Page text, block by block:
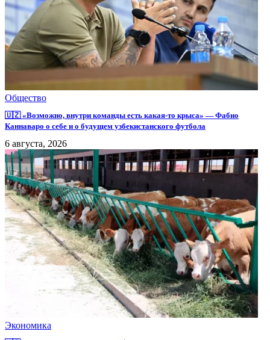
Общество
🇺🇿 «Возможно, внутри команды есть какая-то крыса» — Фабио
Каннаваро о себе и о будущем узбекистанского футбола
6 августа, 2026
Экономика